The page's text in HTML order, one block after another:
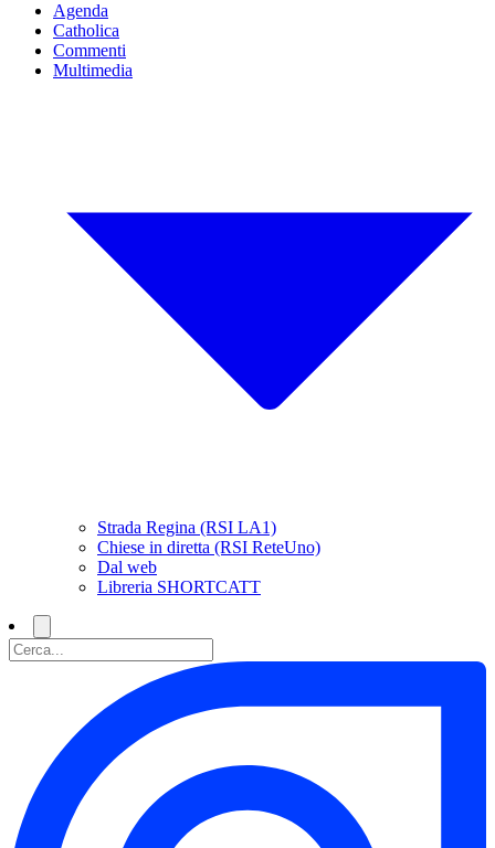
Agenda
Catholica
Commenti
Multimedia
Strada Regina (RSI LA1)
Chiese in diretta (RSI ReteUno)
Dal web
Libreria SHORTCATT